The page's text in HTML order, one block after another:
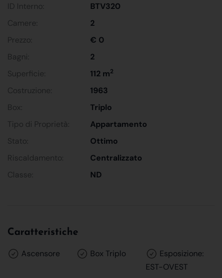
ID Interno:
BTV320
Camere:
2
Prezzo:
€ 0
Bagni:
2
Superficie:
112 m2
Costruzione:
1963
Box:
Triplo
Tipo di Proprietà:
Appartamento
Stato:
Ottimo
Riscaldamento:
Centralizzato
Classe:
ND
Caratteristiche
Ascensore Box Triplo
Esposizione:
EST-OVEST